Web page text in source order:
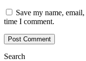
Save my name,
time I comment.
Search